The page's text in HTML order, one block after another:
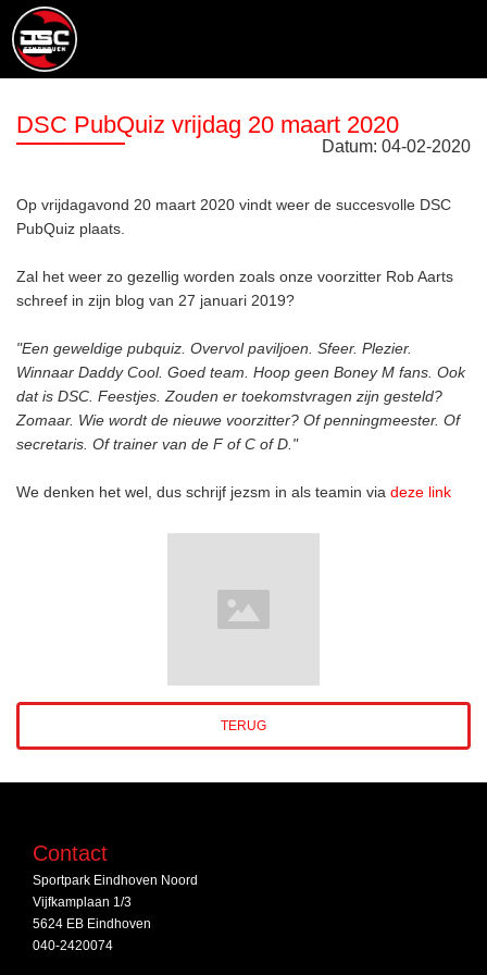
DSC PubQuiz vrijdag 20 maart 2020
Datum: 04-02-2020
Op vrijdagavond 20 maart 2020 vindt weer de succesvolle DSC
PubQuiz plaats.
Zal het weer zo gezellig worden zoals onze voorzitter Rob Aarts
schreef in zijn blog van 27 januari 2019?
"Een geweldige pubquiz. Overvol paviljoen. Sfeer. Plezier.
Winnaar Daddy Cool. Goed team. Hoop geen Boney M fans. Ook
dat is DSC. Feestjes. Zouden er toekomstvragen zijn gesteld?
Zomaar. Wie wordt de nieuwe voorzitter? Of penningmeester. Of
secretaris. Of trainer van de F of C of D."
We denken het wel, dus schrijf jezsm in als teamin via deze link
TERUG
Contact
Sportpark Eindhoven Noord
Vijfkamplaan 1/3
5624 EB Eindhoven
040-2420074